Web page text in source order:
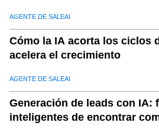
18. c. Logística:
19. d. Comercio electrónico:
20. El futuro de las cadenas de
21. Conclusión: tome el control de
con datos de MCP de Saleai
AGENTE DE SALEAI
Cómo la IA acorta los ciclos
acelera el crecimiento
AGENTE DE SALEAI
Generación de leads con IA:
inteligentes de encontrar